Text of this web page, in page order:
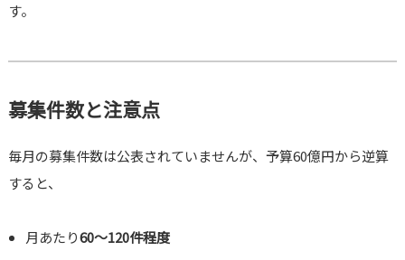
す。
募集件数と注意点
毎月の募集件数は公表されていませんが、予算60億円から逆算
すると、
月あたり60～120件程度